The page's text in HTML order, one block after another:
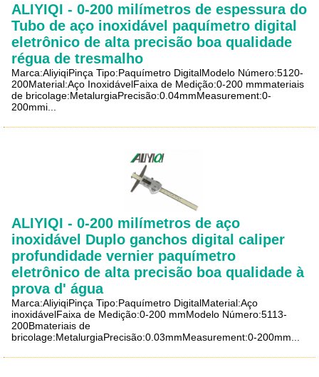
ALIYIQI - 0-200 milímetros de espessura do
Tubo de aço inoxidável paquímetro digital
eletrônico de alta precisão boa qualidade
régua de tresmalho
Marca:AliyiqiPinça Tipo:Paquímetro DigitalModelo Número:5120-
200Material:Aço InoxidávelFaixa de Medição:0-200 mmmateriais
de bricolage:MetalurgiaPrecisão:0.04mmMeasurement:0-
200mmi...
ALIYIQI - 0-200 milímetros de aço
inoxidável Duplo ganchos digital caliper
profundidade vernier paquímetro
eletrônico de alta precisão boa qualidade à
prova d' água
Marca:AliyiqiPinça Tipo:Paquímetro DigitalMaterial:Aço
inoxidávelFaixa de Medição:0-200 mmModelo Número:5113-
200Bmateriais de
bricolage:MetalurgiaPrecisão:0.03mmMeasurement:0-200mm...